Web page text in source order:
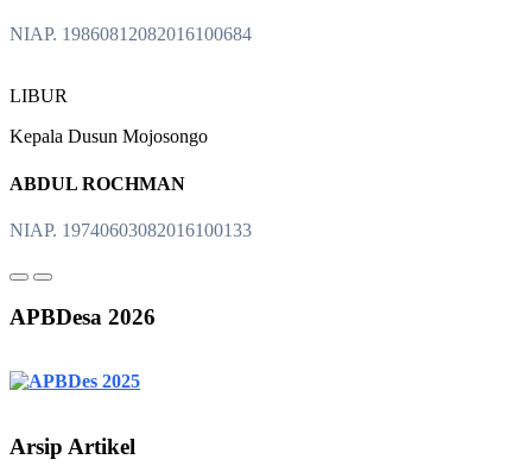
NIAP. 19860812082016100684
LIBUR
Kepala Dusun Mojosongo
ABDUL ROCHMAN
NIAP. 19740603082016100133
APBDesa 2026
Arsip Artikel